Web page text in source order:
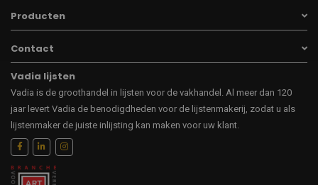
Producten
Contact
Vadia lijsten
Vadia is de groothandel in lijsten voor de vakhandel. Al meer dan 120
jaar levert Vadia de benodigdheden voor de lijstenmakerij, zodat u als
lijstenmaker de juiste inlijsting kan maken voor uw klant.